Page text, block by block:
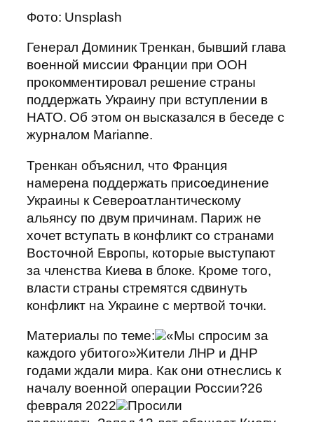
Фото: Unsplash
Генерал Доминик Тренкан, бывший глава
военной миссии Франции при ООН
прокомментировал решение страны
поддержать Украину при вступлении в
НАТО. Об этом он высказался в беседе с
журналом Marianne.
Тренкан объяснил, что Франция
намерена поддержать присоединение
Украины к Североатлантическому
альянсу по двум причинам. Париж не
хочет вступать в конфликт со странами
Восточной Европы, которые выступают
за членства Киева в блоке. Кроме того,
власти страны стремятся сдвинуть
конфликт на Украине с мертвой точки.
Материалы по теме:
«Мы спросим за
каждого убитого»Жители ЛНР и ДНР
годами ждали мира. Как они отнеслись к
началу военной операции России?26
февраля 2022
Просили